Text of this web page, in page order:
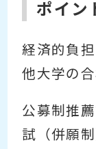
ポイン
経済的負
他大学の
公募制推
試（併願